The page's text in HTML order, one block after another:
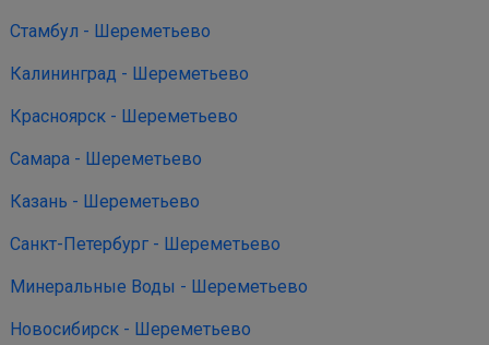
Стамбул - Шереметьево
Калининград - Шереметьево
Красноярск - Шереметьево
Самара - Шереметьево
Казань - Шереметьево
Санкт-Петербург - Шереметьево
Минеральные Воды - Шереметьево
Новосибирск - Шереметьево